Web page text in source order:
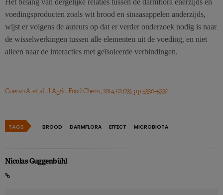
voedingsproducten zoals wit brood en sinaasappelen anderzijds,
wijst er volgens de auteurs op dat er verder onderzoek nodig is naar
de wisselwerkingen tussen alle elementen uit de voeding, en niet
alleen naar de interacties met geïsoleerde verbindingen.
Cuervo A. et al., J. Agric. Food Chem., 2014, 62 (23), pp 5330–5336.
TAGS BROOD DARMFLORA EFFECT MICROBIOTA
Nicolas Guggenbühl